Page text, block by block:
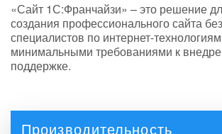
«Сайт 1С:Франчайзи» – это решение
создания профессионального сайта
специалистов по интернет-
минимальными требованиями к
поддержке.
Производительность
Производительность